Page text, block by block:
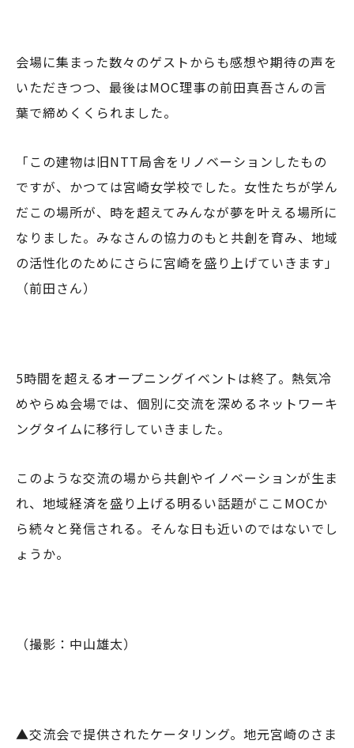
会場に集まった数々のゲストからも感想や期待の声を
いただきつつ、最後はMOC理事の前田真吾さんの言
葉で締めくくられました。
「この建物は旧NTT局舎をリノベーションしたもの
ですが、かつては宮崎女学校でした。女性たちが学ん
だこの場所が、時を超えてみんなが夢を叶える場所に
なりました。みなさんの協力のもと共創を育み、地域
の活性化のためにさらに宮崎を盛り上げていきます」
（前田さん）
5時間を超えるオープニングイベントは終了。熱気冷
めやらぬ会場では、個別に交流を深めるネットワーキ
ングタイムに移行していきました。
このような交流の場から共創やイノベーションが生ま
れ、地域経済を盛り上げる明るい話題がここMOCか
ら続々と発信される。そんな日も近いのではないでし
ょうか。
（撮影：中山雄太）
▲交流会で提供されたケータリング。地元宮崎のさま